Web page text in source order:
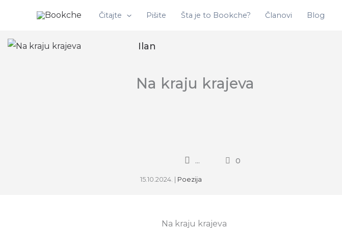
sadržaj
Čitajte Pišite Šta je to Bookche? Članovi Blog
Ilan
Na kraju krajeva
... 0
15.10.2024. Poezija
Na kraju krajeva